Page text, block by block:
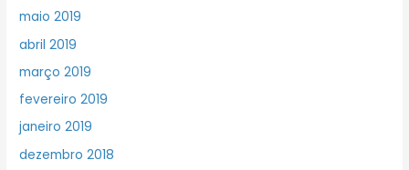
maio 2019
abril 2019
março 2019
fevereiro 2019
janeiro 2019
dezembro 2018